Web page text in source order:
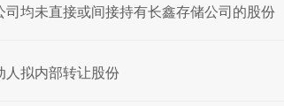
均未直接或间接持有长鑫存储公司的股份
拟内部转让股份